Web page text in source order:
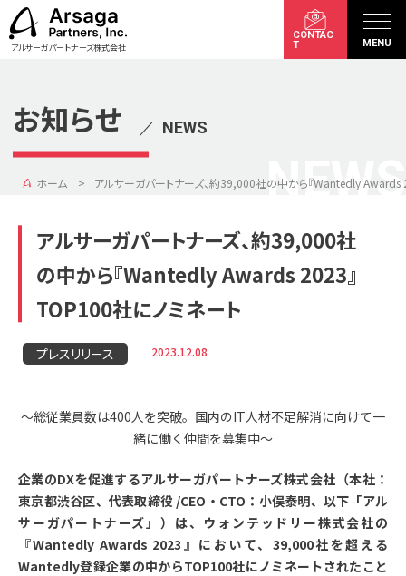
アルサーガパートナーズ株式会社
CONTAC
T
MENU
お知らせ ／ NEWS
NEWS
ホーム アルサーガパートナーズ、約39,000社の中から『Wantedly Awards
アルサーガパートナーズ、約39,000社
の中から『Wantedly Awards 2023』
TOP100社にノミネート
プレスリリース 2023.12.08
〜総従業員数は400人を突破。国内のIT人材不足解消に向けて一
緒に働く仲間を募集中〜
企業のDXを促進するアルサーガパートナーズ株式会社（本社：
東京都渋谷区、代表取締役 /CEO・CTO：小俣泰明、以下「アル
サーガパートナーズ」）は、ウォンテッドリー株式会社の
『Wantedly Awards 2023』において、39,000社を超える
Wantedly登録企業の中からTOP100社にノミネートされたこと